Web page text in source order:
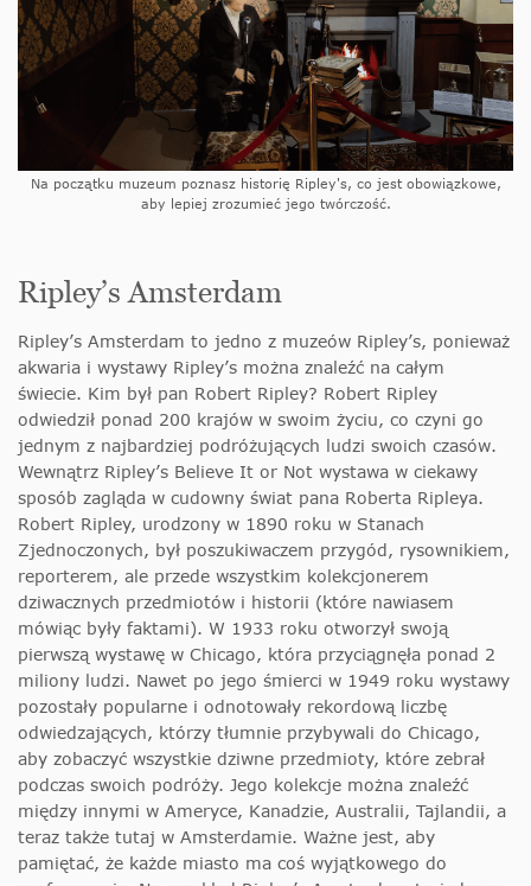
Na początku muzeum poznasz historię Ripley's, co jest obowiązkowe,
aby lepiej zrozumieć jego twórczość.
Ripley’s Amsterdam
Ripley’s Amsterdam to jedno z muzeów Ripley’s, ponieważ
akwaria i wystawy Ripley’s można znaleźć na całym
świecie. Kim był pan Robert Ripley? Robert Ripley
odwiedził ponad 200 krajów w swoim życiu, co czyni go
jednym z najbardziej podróżujących ludzi swoich czasów.
Wewnątrz Ripley’s Believe It or Not wystawa w ciekawy
sposób zagląda w cudowny świat pana Roberta Ripleya.
Robert Ripley, urodzony w 1890 roku w Stanach
Zjednoczonych, był poszukiwaczem przygód, rysownikiem,
reporterem, ale przede wszystkim kolekcjonerem
dziwacznych przedmiotów i historii (które nawiasem
mówiąc były faktami). W 1933 roku otworzył swoją
pierwszą wystawę w Chicago, która przyciągnęła ponad 2
miliony ludzi. Nawet po jego śmierci w 1949 roku wystawy
pozostały popularne i odnotowały rekordową liczbę
odwiedzających, którzy tłumnie przybywali do Chicago,
aby zobaczyć wszystkie dziwne przedmioty, które zebrał
podczas swoich podróży. Jego kolekcje można znaleźć
między innymi w Ameryce, Kanadzie, Australii, Tajlandii, a
teraz także tutaj w Amsterdamie. Ważne jest, aby
pamiętać, że każde miasto ma coś wyjątkowego do